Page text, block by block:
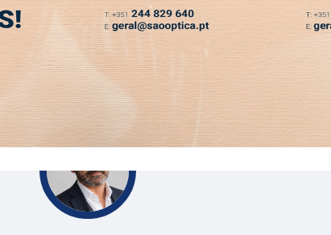
OPINIÃO
proteger o que é nosso?
16 AGO 2018 00:00